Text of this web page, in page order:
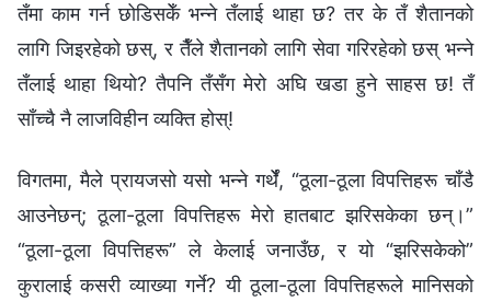
तँमा काम गर्न छोडिसकेँ भन्‍ने तँलाई थाहा छ? तर के तँ शैतानको
लागि जिइरहेको छस्, र तैँले शैतानको लागि सेवा गरिरहेको छस् भन्‍ने
तँलाई थाहा थियो? तैपनि तँसँग मेरो अघि खडा हुने साहस छ! तँ
साँच्‍चै नै लाजविहीन व्यक्ति होस्!
विगतमा, मैले प्रायजसो यसो भन्‍ने गर्थेँ, “ठूला-ठूला विपत्तिहरू चाँडै
आउनेछन्; ठूला-ठूला विपत्तिहरू मेरो हातबाट झरिसकेका छन्।”
“ठूला-ठूला विपत्तिहरू” ले केलाई जनाउँछ, र यो “झरिसकेको”
कुरालाई कसरी व्याख्या गर्ने? यी ठूला-ठूला विपत्तिहरूले मानिसको